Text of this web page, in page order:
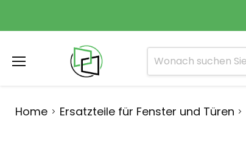
Home
Ersatzteile für Fenster und Türen